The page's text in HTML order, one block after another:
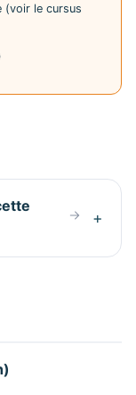
(voir le cursus